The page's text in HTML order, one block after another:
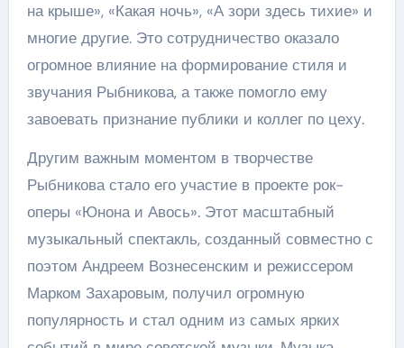
на крыше», «Какая ночь», «А зори здесь тихие» и
многие другие. Это сотрудничество оказало
огромное влияние на формирование стиля и
звучания Рыбникова, а также помогло ему
завоевать признание публики и коллег по цеху.
Другим важным моментом в творчестве
Рыбникова стало его участие в проекте рок-
оперы «Юнона и Авось». Этот масштабный
музыкальный спектакль, созданный совместно с
поэтом Андреем Вознесенским и режиссером
Марком Захаровым, получил огромную
популярность и стал одним из самых ярких